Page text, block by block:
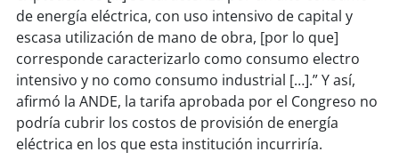
de energía eléctrica, con uso intensivo de capital y
escasa utilización de mano de obra, [por lo que]
corresponde caracterizarlo como consumo electro
intensivo y no como consumo industrial […].” Y así,
afirmó la ANDE, la tarifa aprobada por el Congreso no
podría cubrir los costos de provisión de energía
eléctrica en los que esta institución incurriría.